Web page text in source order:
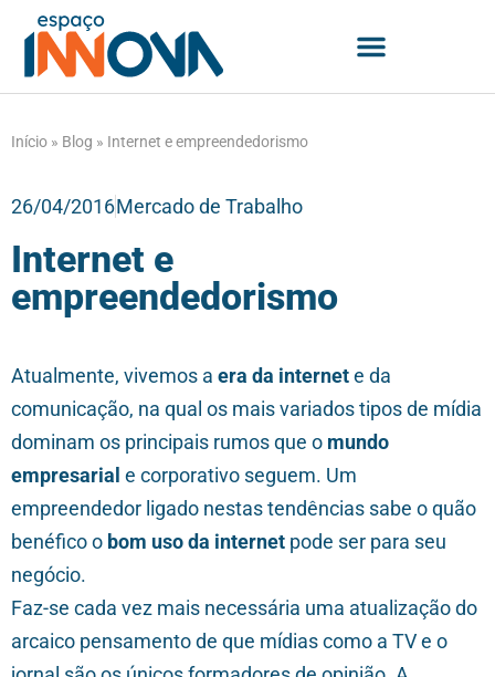
Início » Blog » Internet e empreendedorismo
26/04/2016Mercado de Trabalho
Internet e
empreendedorismo
Atualmente, vivemos a era da internete da
comunicação, na qual os mais variados tipos de mídia
dominam os principais rumos que o mundo
empresarial e corporativo seguem. Um
empreendedor ligado nestas tendências sabe o quão
benéfico o bom uso da internet pode ser para seu
negócio.
Faz-se cada vez mais necessária uma atualização do
arcaico pensamento de que mídias como a TV e o